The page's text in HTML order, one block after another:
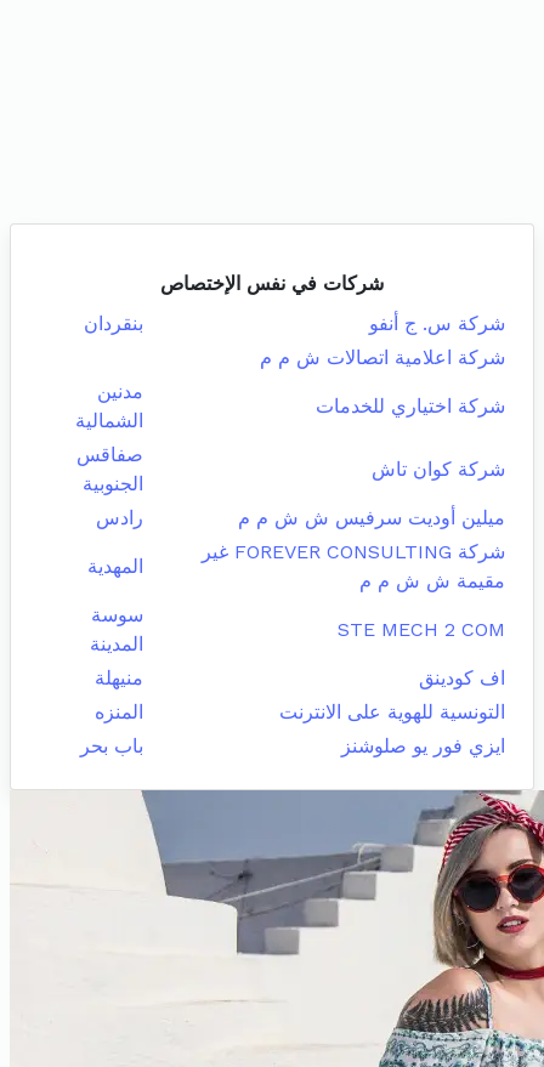
شركات في نفس الإختصاص
شركة س. ج أنفو
بنقردان
شركة اعلامية اتصالات ش م م
شركة اختياري للخدمات
مدنين
الشمالية
شركة كوان تاش
صفاقس
الجنوبية
ميلين أوديت سرفيس ش ش م م
رادس
شركة FOREVER CONSULTING غير
مقيمة ش ش م م
المهدية
STE MECH 2 COM
سوسة
المدينة
اف كودينق
منيهلة
التونسية للهوية على الانترنت
المنزه
ايزي فور يو صلوشنز
باب بحر